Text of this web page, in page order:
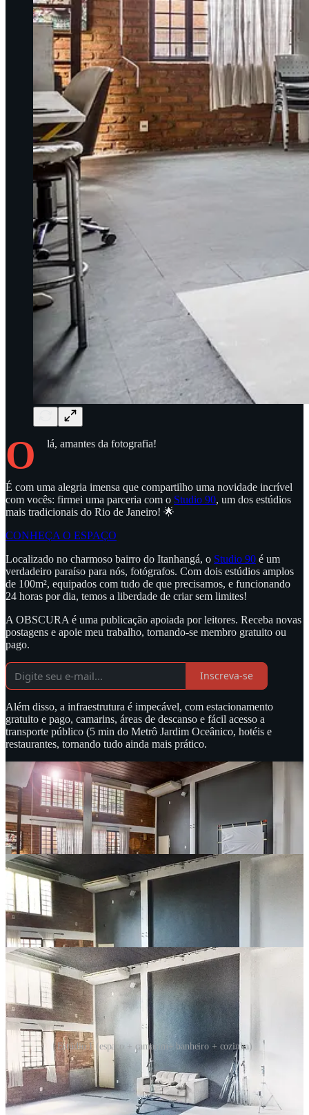
O lá, amantes da fotografia!
É com uma alegria imensa que compartilho uma novidade incrível
com vocês: firmei uma parceria com o Studio 90, um dos estúdios
mais tradicionais do Rio de Janeiro! 🌟
CONHEÇA O ESPAÇO
Localizado no charmoso bairro do Itanhangá, o Studio 90 é um
verdadeiro paraíso para nós, fotógrafos. Com dois estúdios amplos
de 100m², equipados com tudo de que precisamos, e funcionando
24 horas por dia, temos a liberdade de criar sem limites!
A OBSCURA é uma publicação apoiada por leitores. Receba novas
postagens e apoie meu trabalho, tornando-se membro gratuito ou
pago.
Inscreva-se
Além disso, a infraestrutura é impecável, com estacionamento
gratuito e pago, camarins, áreas de descanso e fácil acesso a
transporte público (5 min do Metrô Jardim Oceânico, hotéis e
restaurantes, tornando tudo ainda mais prático.
Estúdio 1 (espaço + camarim+ banheiro + cozinha)
Mas isso não é tudo! Estou especialmente empolgado com as
possibilidades que este espaço nos oferece. Em breve, poderei
gravar meus cursos online, realizar aulas presenciais e criar um
espaço de convívio para apaixonados por fotografia.